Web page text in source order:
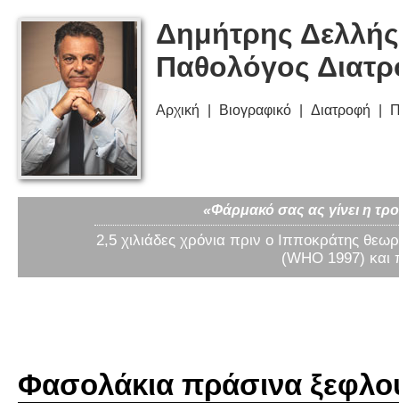
Δημήτρης
Παθολόγος
Αρχική Βιογραφικό Διατροφή
«Φάρμακό σας ας γίνει η
2,5 χιλιάδες χρόνια πριν ο Ιπποκράτης
(WHO 1997) και
Φασολάκια πράσινα